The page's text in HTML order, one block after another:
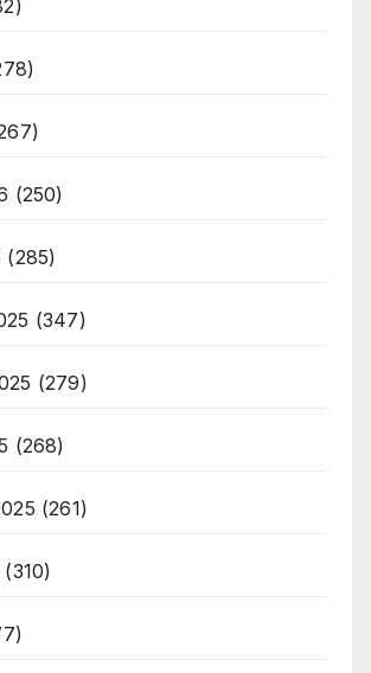
(250)
(285)
(347)
(279)
(268)
(261)
(310)